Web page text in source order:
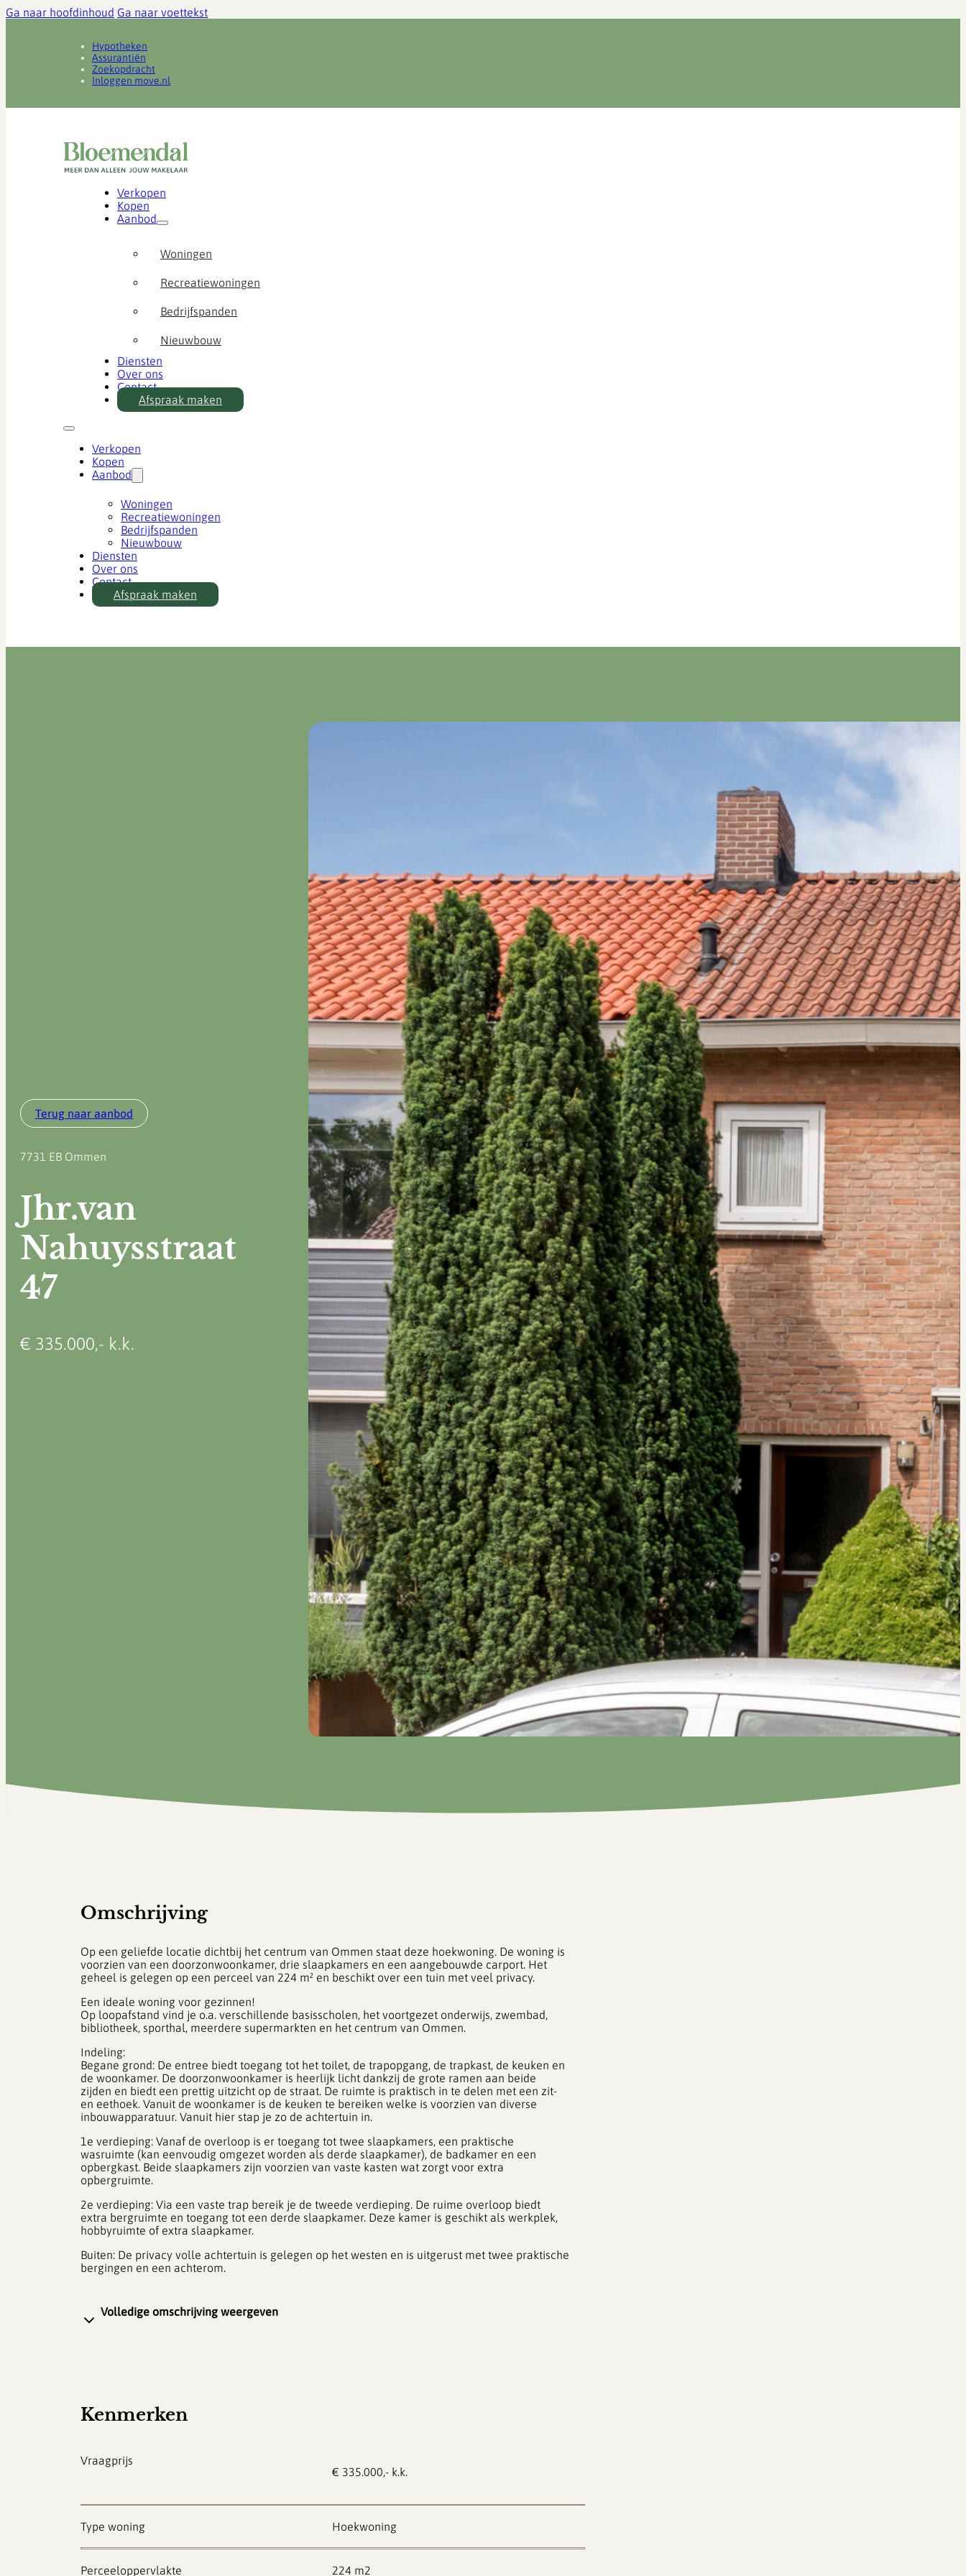
Ga naar hoofdinhoud Ga naar voettekst
Hypotheken
Assurantiën
Zoekopdracht
Inloggen move.nl
Verkopen
Kopen
Aanbod
Woningen
Recreatiewoningen
Bedrijfspanden
Nieuwbouw
Diensten
Over ons
Contact
Afspraak maken
Verkopen
Kopen
Aanbod
Woningen
Recreatiewoningen
Bedrijfspanden
Nieuwbouw
Diensten
Over ons
Contact
Afspraak maken
Terug naar aanbod
7731 EB Ommen
Jhr.van
Nahuysstraat
47
€ 335.000,- k.k.
Omschrijving
Op een geliefde locatie dichtbij het centrum van Ommen staat deze hoekwoning. De woning is
voorzien van een doorzonwoonkamer, drie slaapkamers en een aangebouwde carport. Het
geheel is gelegen op een perceel van 224 m² en beschikt over een tuin met veel privacy.
Een ideale woning voor gezinnen!
Op loopafstand vind je o.a. verschillende basisscholen, het voortgezet onderwijs, zwembad,
bibliotheek, sporthal, meerdere supermarkten en het centrum van Ommen.
Indeling:
Begane grond: De entree biedt toegang tot het toilet, de trapopgang, de trapkast, de keuken en
de woonkamer. De doorzonwoonkamer is heerlijk licht dankzij de grote ramen aan beide
zijden en biedt een prettig uitzicht op de straat. De ruimte is praktisch in te delen met een zit-
en eethoek. Vanuit de woonkamer is de keuken te bereiken welke is voorzien van diverse
inbouwapparatuur. Vanuit hier stap je zo de achtertuin in.
1e verdieping: Vanaf de overloop is er toegang tot twee slaapkamers, een praktische
wasruimte (kan eenvoudig omgezet worden als derde slaapkamer), de badkamer en een
opbergkast. Beide slaapkamers zijn voorzien van vaste kasten wat zorgt voor extra
opbergruimte.
2e verdieping: Via een vaste trap bereik je de tweede verdieping. De ruime overloop biedt
extra bergruimte en toegang tot een derde slaapkamer. Deze kamer is geschikt als werkplek,
hobbyruimte of extra slaapkamer.
Buiten: De privacy volle achtertuin is gelegen op het westen en is uitgerust met twee praktische
bergingen en een achterom.
– Hoekwoning nabij het centrum van Ommen;
– Op een geliefde locatie;
Volledige omschrijving weergeven
Kenmerken
Vraagprijs
€ 335.000,- k.k.
Type woning Hoekwoning
Perceeloppervlakte 224 m2